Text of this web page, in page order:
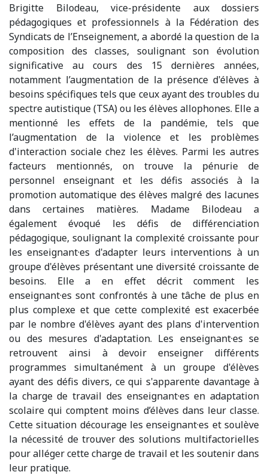
Brigitte Bilodeau, vice-présidente aux dossiers
pédagogiques et professionnels à la Fédération des
Syndicats de l’Enseignement, a abordé la question de la
composition des classes, soulignant son évolution
significative au cours des 15 dernières années,
notamment l’augmentation de la présence d'élèves à
besoins spécifiques tels que ceux ayant des troubles du
spectre autistique (TSA) ou les élèves allophones. Elle a
mentionné les effets de la pandémie, tels que
l’augmentation de la violence et les problèmes
d'interaction sociale chez les élèves. Parmi les autres
facteurs mentionnés, on trouve la pénurie de
personnel enseignant et les défis associés à la
promotion automatique des élèves malgré des lacunes
dans certaines matières. Madame Bilodeau a
également évoqué les défis de différenciation
pédagogique, soulignant la complexité croissante pour
les enseignant·es d'adapter leurs interventions à un
groupe d'élèves présentant une diversité croissante de
besoins. Elle a en effet décrit comment les
enseignant·es sont confrontés à une tâche de plus en
plus complexe et que cette complexité est exacerbée
par le nombre d'élèves ayant des plans d'intervention
ou des mesures d'adaptation. Les enseignant·es se
retrouvent ainsi à devoir enseigner différents
programmes simultanément à un groupe d'élèves
ayant des défis divers, ce qui s'apparente davantage à
la charge de travail des enseignant·es en adaptation
scolaire qui comptent moins d’élèves dans leur classe.
Cette situation décourage les enseignant·es et soulève
la nécessité de trouver des solutions multifactorielles
pour alléger cette charge de travail et les soutenir dans
leur pratique.